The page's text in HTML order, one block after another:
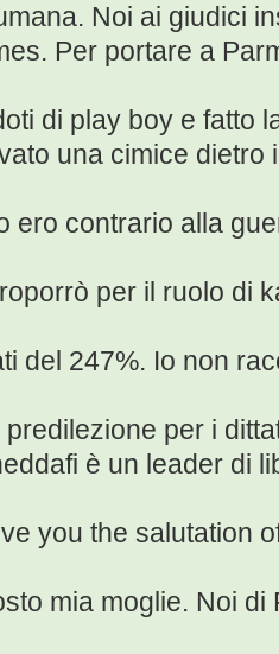
Noi ai giudici
Per portare a
di play boy e fatto
una cimice dietro
ero contrario alla
per il ruolo di
del 247%. Io non
per i
è un leader di
you the salutation
mia moglie. Noi